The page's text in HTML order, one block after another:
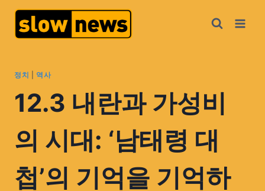
정치 역사
12.3 내란과 가성비
의 시대: ‘남태령 대
첩’의 기억을 기억하